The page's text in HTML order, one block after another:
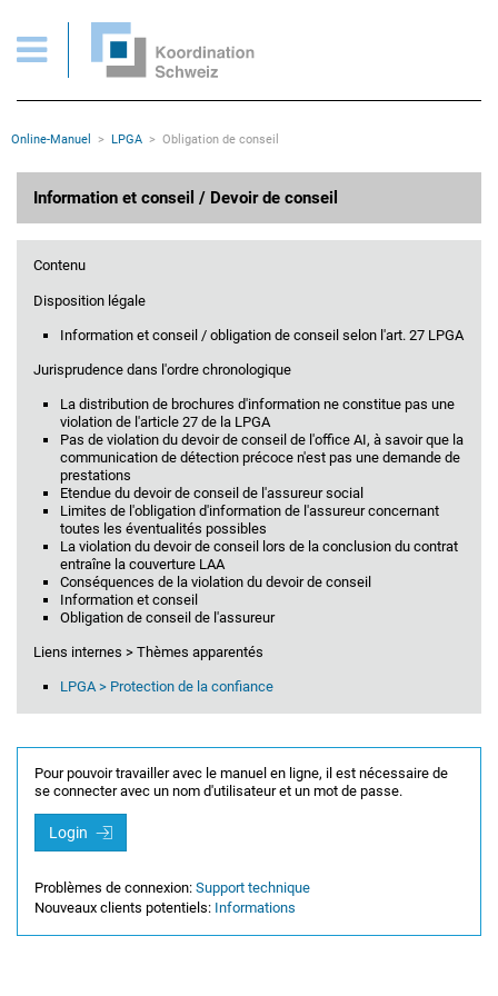
Pages importantes
Page d'accueil
Contenu
Plan du site
Rootline
Online-Manuel LPGA Obligation de conseil
Information et conseil / Devoir de conseil
Contenu
Disposition légale
Information et conseil / obligation de conseil selon l'art. 27 LPGA
Jurisprudence dans l'ordre chronologique
La distribution de brochures d'information ne constitue pas une
violation de l'article 27 de la LPGA
Pas de violation du devoir de conseil de l'office AI, à savoir que la
communication de détection précoce n'est pas une demande de
prestations
Etendue du devoir de conseil de l'assureur social
Limites de l'obligation d'information de l'assureur concernant
toutes les éventualités possibles
La violation du devoir de conseil lors de la conclusion du contrat
entraîne la couverture LAA
Conséquences de la violation du devoir de conseil
Information et conseil
Obligation de conseil de l'assureur
Liens internes > Thèmes apparentés
LPGA > Protection de la confiance
Pour pouvoir travailler avec le manuel en ligne, il est nécessaire de
se connecter avec un nom d'utilisateur et un mot de passe.
Login
Problèmes de connexion: Support technique
Nouveaux clients potentiels: Informations